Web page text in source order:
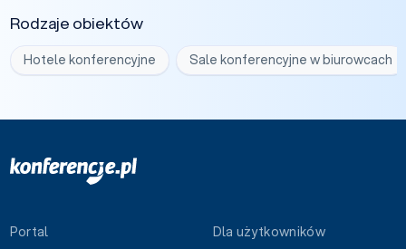
Rodzaje obiektów
Hotele konferencyjne Sale konferencyjne w biurowcach
Portal Dla użytkowników